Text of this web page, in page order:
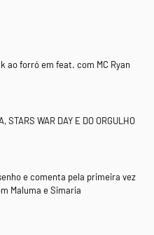
ao forró em feat. com MC Ryan
STARS WAR DAY E DO ORGULHO
e comenta pela primeira vez
Maluma e Simaria